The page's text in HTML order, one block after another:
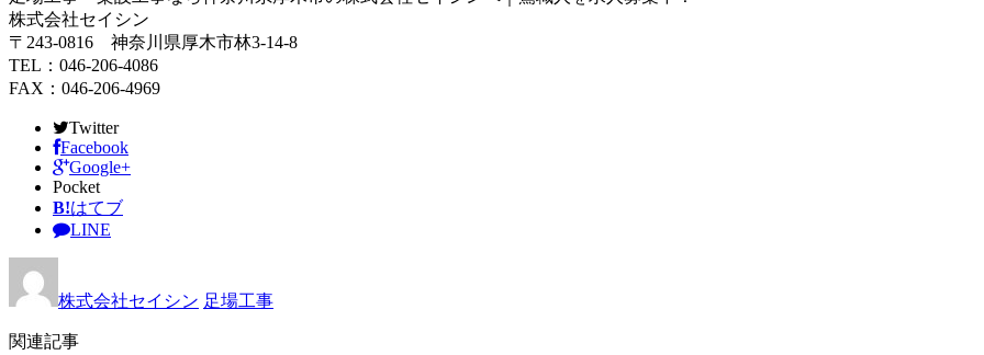
株式会社セイシン
〒243-0816 神奈川県厚木市林3-14-8
TEL：046-206-4086
FAX：046-206-4969
Twitter
Facebook
Google+
Pocket
B!はてブ
LINE
株式会社セイシン 足場工事
関連記事